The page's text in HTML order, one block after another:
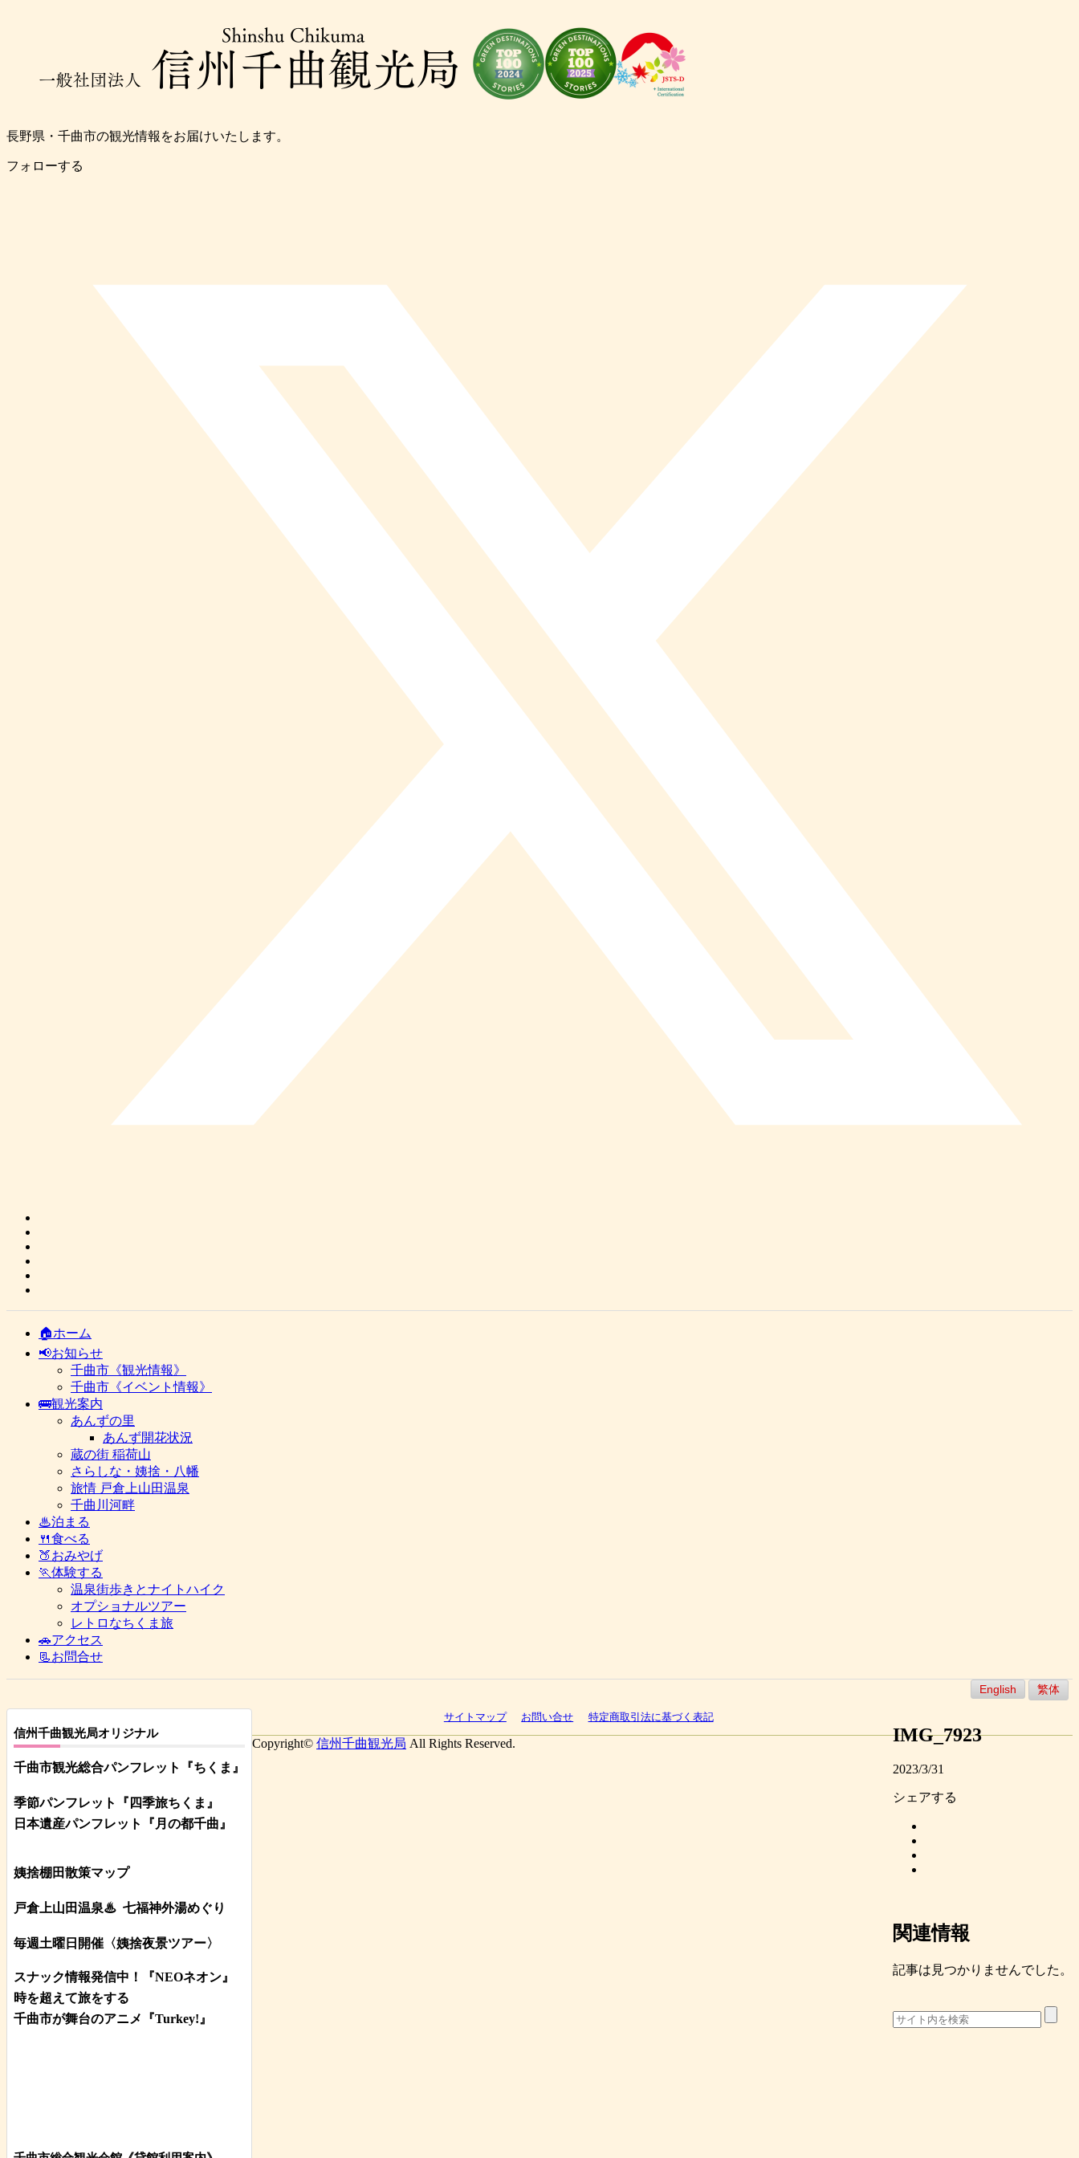
長野県・千曲市の観光情報をお届けいたします。
フォローする
🏠ホーム
📢お知らせ
千曲市《観光情報》
千曲市《イベント情報》
🚌観光案内
あんずの里
あんず開花状況
蔵の街 稲荷山
さらしな・姨捨・八幡
旅情 戸倉上山田温泉
千曲川河畔
♨泊まる
🍴食べる
🍑おみやげ
🏃体験する
温泉街歩きとナイトハイク
オプショナルツアー
レトロなちくま旅
🚗アクセス
📃お問合せ
English 繁体
IMG_7923
2023/3/31
シェアする
関連情報
記事は見つかりませんでした。
信州千曲観光局オリジナル
千曲市観光総合パンフレット 『ちくま』
季節パンフレット『四季旅ちくま』
日本遺産パンフレット
『月の都千曲』
姨捨棚田散策マップ
戸倉上山田温泉♨ 七福神外湯めぐり
毎週土曜日開催〈姨捨夜景ツアー〉
スナック情報発信中！『NEOネオン』
時を超えて旅をする
千曲市が舞台のアニメ『Turkey!』
サイトマップ お問い合せ 特定商取引法に基づく表記
Copyright© 信州千曲観光局 All Rights Reserved.